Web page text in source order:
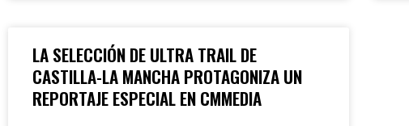
LA SELECCIÓN DE ULTRA TRAIL DE
CASTILLA-LA MANCHA PROTAGONIZA UN
REPORTAJE ESPECIAL EN CMMEDIA